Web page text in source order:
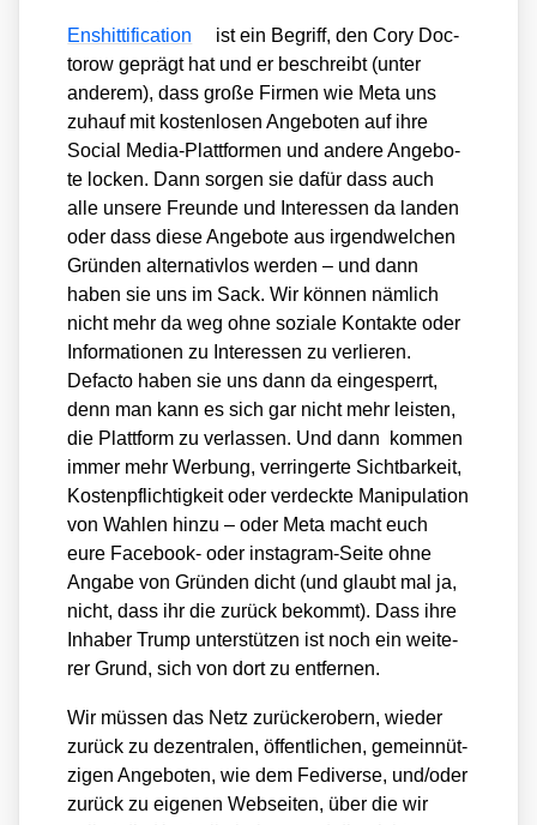
Ens­hit­ti­fi­ca­ti­on
ist ein Begriff, den Cory Doc­
to­row geprägt hat und er beschreibt (unter
ande­rem), dass gro­ße Fir­men wie Meta uns
zuhauf mit kos­ten­lo­sen Ange­bo­ten auf ihre
Social Media-Platt­for­men und ande­re Ange­bo­
te locken. Dann sor­gen sie dafür dass auch
alle unse­re Freun­de und Inter­es­sen da lan­den
oder dass die­se Ange­bo­te aus irgend­wel­chen
Grün­den alter­na­tiv­los wer­den – und dann
haben sie uns im Sack. Wir kön­nen näm­lich
nicht mehr da weg ohne sozia­le Kon­tak­te oder
Infor­ma­tio­nen zu Inter­es­sen zu ver­lie­ren.
Defac­to haben sie uns dann da ein­ge­sperrt,
denn man kann es sich gar nicht mehr leis­ten,
die Platt­form zu ver­las­sen. Und dann kom­men
immer mehr Wer­bung, ver­rin­ger­te Sicht­bar­keit,
Kos­ten­pflich­tig­keit oder ver­deck­te Mani­pu­la­ti­on
von Wah­len hin­zu – oder Meta macht euch
eure Face­book- oder insta­gram-Sei­te ohne
Anga­be von Grün­den dicht (und glaubt mal ja,
nicht, dass ihr die zurück bekommt). Dass ihre
Inha­ber Trump unter­stüt­zen ist noch ein wei­te­
rer Grund, sich von dort zu ent­fer­nen.
Wir müs­sen das Netz zurück­er­obern, wie­der
zurück zu dezen­tra­len, öffent­li­chen, gemein­nüt­
zi­gen Ange­bo­ten, wie dem Fedi­ver­se, und/​oder
zurück zu eige­nen Web­sei­ten, über die wir